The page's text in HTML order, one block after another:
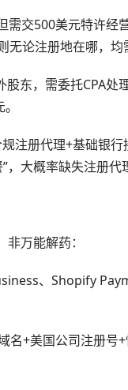
需交500美元特许经
论注册地在哪，均
股东，需委托CPA
注册代理+基础银
大概率缺失注册
万能解药：
、Shopify
名+美国公司注册